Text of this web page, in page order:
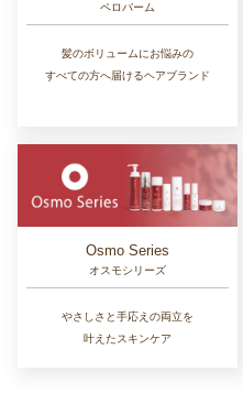
ペロバーム
髪のボリュームにお悩みの
すべての方へ届けるヘアブランド
Osmo Series
オスモシリーズ
やさしさと手応えの両立を
叶えたスキンケア